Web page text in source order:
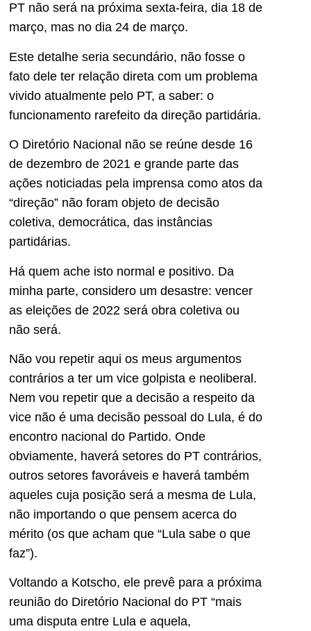
PT não será na próxima sexta-feira, dia 18 de
março, mas no dia 24 de março.
Este detalhe seria secundário, não fosse o
fato dele ter relação direta com um problema
vivido atualmente pelo PT, a saber: o
funcionamento rarefeito da direção partidária.
O Diretório Nacional não se reúne desde 16
de dezembro de 2021 e grande parte das
ações noticiadas pela imprensa como atos da
“direção” não foram objeto de decisão
coletiva, democrática, das instâncias
partidárias.
Há quem ache isto normal e positivo. Da
minha parte, considero um desastre: vencer
as eleições de 2022 será obra coletiva ou
não será.
Não vou repetir aqui os meus argumentos
contrários a ter um vice golpista e neoliberal.
Nem vou repetir que a decisão a respeito da
vice não é uma decisão pessoal do Lula, é do
encontro nacional do Partido. Onde
obviamente, haverá setores do PT contrários,
outros setores favoráveis e haverá também
aqueles cuja posição será a mesma de Lula,
não importando o que pensem acerca do
mérito (os que acham que “Lula sabe o que
faz”).
Voltando a Kotscho, ele prevê para a próxima
reunião do Diretório Nacional do PT “mais
uma disputa entre Lula e aquela,